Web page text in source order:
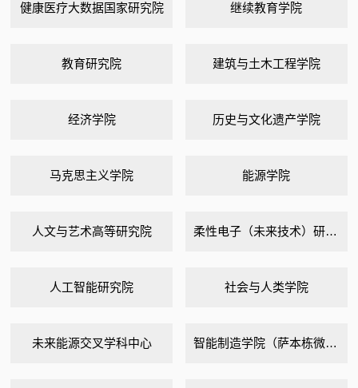
健康医疗大数据国家研究院 继续教育学院
教育研究院 建筑与土木工程学院
经济学院 历史与文化遗产学院
马克思主义学院 能源学院
人文与艺术高等研究院 柔性电子（未来技术）研究院
人工智能研究院 社会与人类学院
未来能源交叉学科中心 智能制造学院（萨本栋微米纳米科学技术研究院）